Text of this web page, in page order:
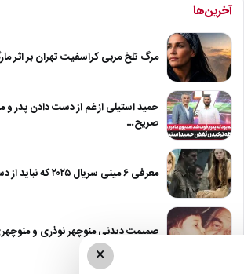
آخرین‌ها
مرگ تلخ مربی کراسفیت تهران بر اثر
حمید استیلی از غم از دست دادن پدر و
صریح…
معرفی ۶ مینی سریال ۲۰۲۵ که نباید از دست بدهید!
صمیمت دیدنی منوچهر نوذری و منوچهری
×